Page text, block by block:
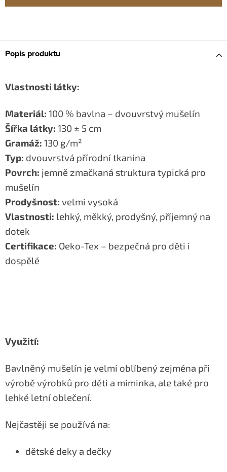
Popis produktu
Vlastnosti látky:
Materiál: 100 % bavlna – dvouvrstvý mušelín
Šířka látky: 130 ± 5 cm
Gramáž: 130 g/m²
Typ: dvouvrstvá přírodní tkanina
Povrch: jemně zmačkaná struktura typická pro
mušelín
Prodyšnost: velmi vysoká
Vlastnosti: lehký, měkký, prodyšný, příjemný na
dotek
Certifikace: Oeko-Tex – bezpečná pro děti i
dospělé
Využití:
Bavlněný mušelín je velmi oblíbený zejména při
výrobě výrobků pro děti a miminka, ale také pro
lehké letní oblečení.
Nejčastěji se používá na:
dětské deky a dečky